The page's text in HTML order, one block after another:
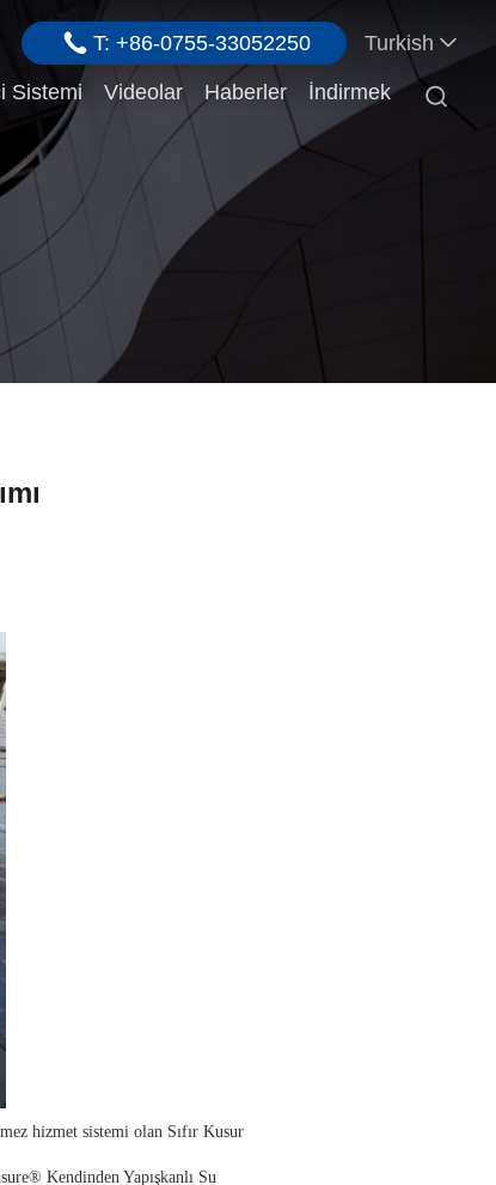
T: +86-0755-33052250 Turkish
Sistemi Videolar Haberler İndirmek 
hizmet sistemi olan Sıfır Kusur
Kendinden Yapışkanlı Su